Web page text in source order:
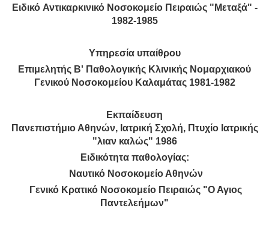
Ειδικό Αντικαρκινικό Νοσοκομείο Πειραιώς "Μεταξά" -
1982-1985
Υπηρεσία υπαίθρου
Επιμελητής Β' Παθολογικής Κλινικής Νομαρχιακού
Γενικού Νοσοκομείου Καλαμάτας 1981-1982
Εκπαίδευση
Πανεπιστήμιο Αθηνών, Ιατρική Σχολή, Πτυχίο Ιατρικής
"λιαν καλώς" 1986
Eιδικότητα παθολογίας:
Ναυτικό Νοσοκομείο Αθηνών
Γενικό Κρατικό Νοσοκομείο Πειραιώς "Ο Αγιος
Παντελεήμων"